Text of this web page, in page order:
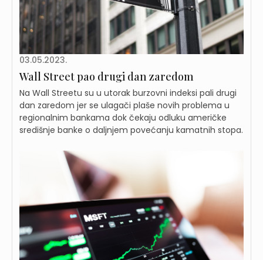
03.05.2023.
Wall Street pao drugi dan zaredom
Na Wall Streetu su u utorak burzovni indeksi pali drugi
dan zaredom jer se ulagači plaše novih problema u
regionalnim bankama dok čekaju odluku američke
središnje banke o daljnjem povećanju kamatnih stopa.